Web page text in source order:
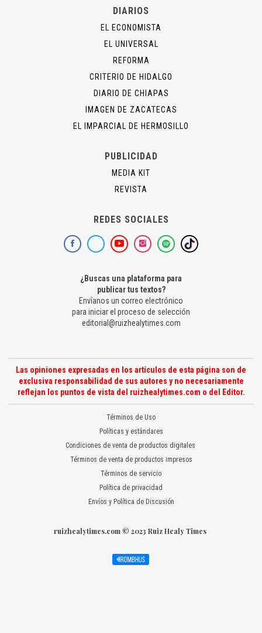
DIARIOS
EL ECONOMISTA
EL UNIVERSAL
REFORMA
CRITERIO DE HIDALGO
DIARIO DE CHIAPAS
IMAGEN DE ZACATECAS
EL IMPARCIAL DE HERMOSILLO
PUBLICIDAD
MEDIA KIT
REVISTA
REDES SOCIALES
¿Buscas una plataforma para
publicar tus textos?
Envíanos un correo electrónico
para iniciar el proceso de selección
editorial@ruizhealytimes.com
Las opiniones expresadas en los artículos de esta página son de
exclusiva responsabilidad de sus autores y no necesariamente
reflejan los puntos de vista del ruizhealytimes.com o del Editor.
Términos de Uso
Políticas y estándares
Condiciones de venta de productos digitales
Términos de venta de productos impresos
Términos de servicio
Política de privacidad
Envíos y Política de Discusión
ruizhealytimes.com © 2023 Ruiz Healy Times